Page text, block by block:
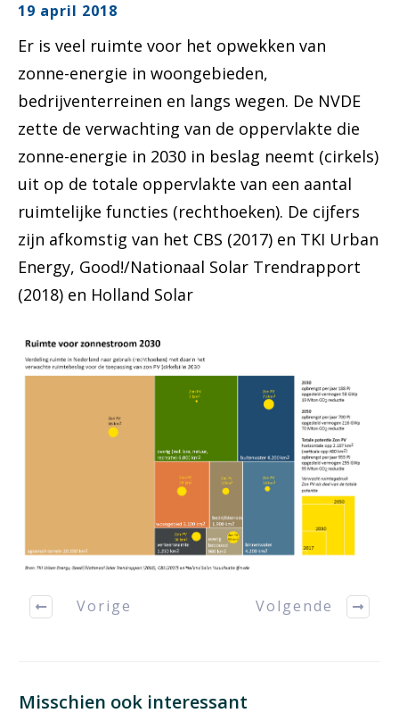
19 april 2018
Er is veel ruimte voor het opwekken van
zonne-energie in woongebieden,
bedrijventerreinen en langs wegen. De NVDE
zette de verwachting van de oppervlakte die
zonne-energie in 2030 in beslag neemt (cirkels)
uit op de totale oppervlakte van een aantal
ruimtelijke functies (rechthoeken). De cijfers
zijn afkomstig van het CBS (2017) en TKI Urban
Energy, Good!/Nationaal Solar Trendrapport
(2018) en Holland Solar
Vorige Volgende
Misschien ook interessant